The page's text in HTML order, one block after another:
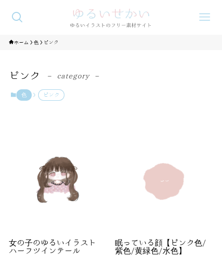
ホーム 色 ピンク
ピンク – category –
色 ピンク
女の子のゆるいイラスト
ハーフツインテール
眠っている顔【ピンク色/
紫色/黄緑色/水色】